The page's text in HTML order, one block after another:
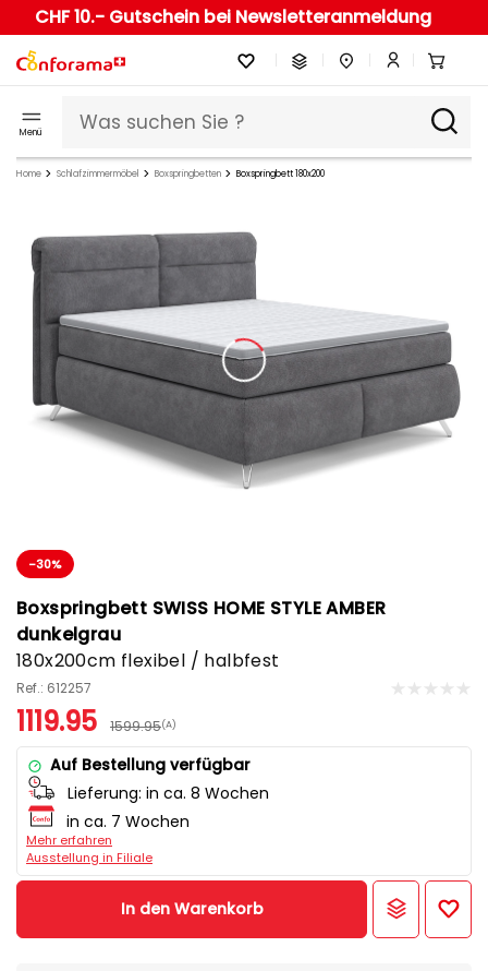
CHF 10.- Gutschein bei Newsletteranmeldung
Menü
Home Schlafzimmermöbel Boxspringbetten Boxspringbett 180x200
-30%
Boxspringbett SWISS HOME STYLE AMBER
dunkelgrau
180x200cm flexibel / halbfest
Ref.: 612257
1119.95 1599.95(A)
Auf Bestellung verfügbar
Lieferung: in ca. 8 Wochen
in ca. 7 Wochen
Mehr erfahren
Ausstellung in Filiale
In den Warenkorb